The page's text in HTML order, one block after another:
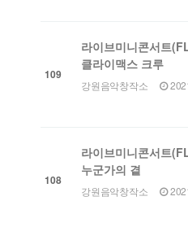
109
라이브미니콘서트
클라이맥스 크루
강원음악창작소
108
라이브미니콘서트
누군가의 곁
강원음악창작소